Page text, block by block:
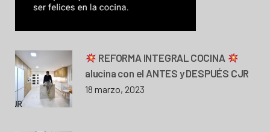
REFORMA INTEGRAL COCINA
alucina con el ANTES y DESPUÉS CJR
18 marzo, 2023